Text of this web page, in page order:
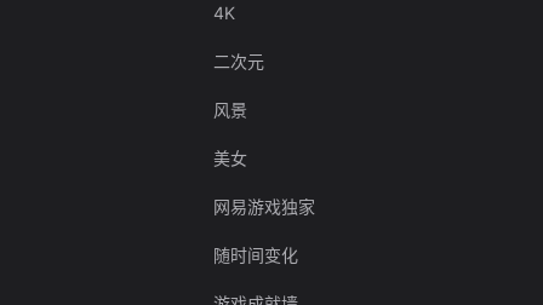
4K
二次元
风景
美女
网易游戏独家
随时间变化